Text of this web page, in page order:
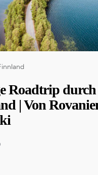
Roadtrip durch
| Von